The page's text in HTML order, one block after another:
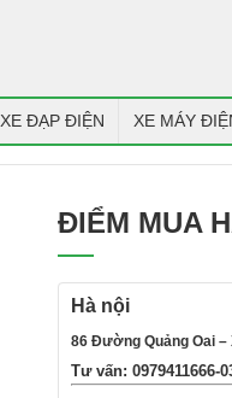
XE ĐẠP ĐIỆN XE MÁY
ĐIỂM MUA
Hà nội
86 Đường Quảng Oai –
Tư vấn: 0979411666-